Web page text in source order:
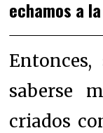
echamos a
saberse
criados